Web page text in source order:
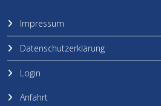
Impressum
Datenschutzerklärung
Login
Anfahrt